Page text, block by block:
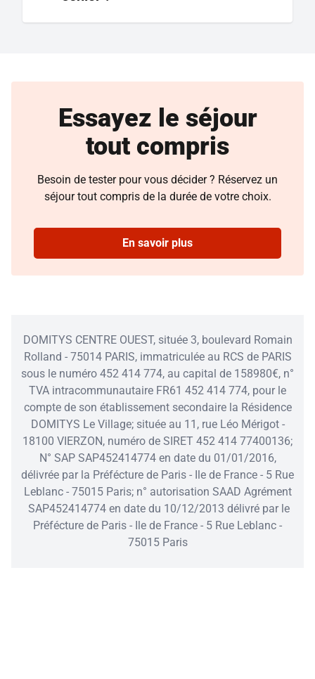
Essayez le séjour
tout compris
Besoin de tester pour vous décider ? Réservez un
séjour tout compris de la durée de votre choix.
En savoir plus
DOMITYS CENTRE OUEST, située 3, boulevard Romain
Rolland - 75014 PARIS, immatriculée au RCS de PARIS
sous le numéro 452 414 774, au capital de 158980€, n°
TVA intracommunautaire FR61 452 414 774, pour le
compte de son établissement secondaire la Résidence
DOMITYS Le Village; située au 11, rue Léo Mérigot -
18100 VIERZON, numéro de SIRET 452 414 77400136;
N° SAP SAP452414774 en date du 01/01/2016,
délivrée par la Préfécture de Paris - Ile de France - 5 Rue
Leblanc - 75015 Paris; n° autorisation SAAD Agrément
SAP452414774 en date du 10/12/2013 délivré par le
Préfécture de Paris - Ile de France - 5 Rue Leblanc -
75015 Paris